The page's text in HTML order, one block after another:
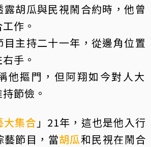
露胡瓜與民視鬧合約時，他曾
作。
目主持二十一年，從邊角位置
手。
他摳門，但阿翔如今對人大
節儉。
大集合 」21年，這也是他入行
藝節目，當胡瓜和民視在鬧合